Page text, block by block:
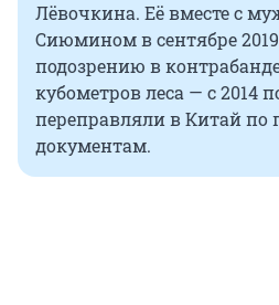
Лёвочкина. Её вместе с
Сиюмином в сентябре
подозрению в
кубометров леса — с 2014
переправляли в Китай по
документам.